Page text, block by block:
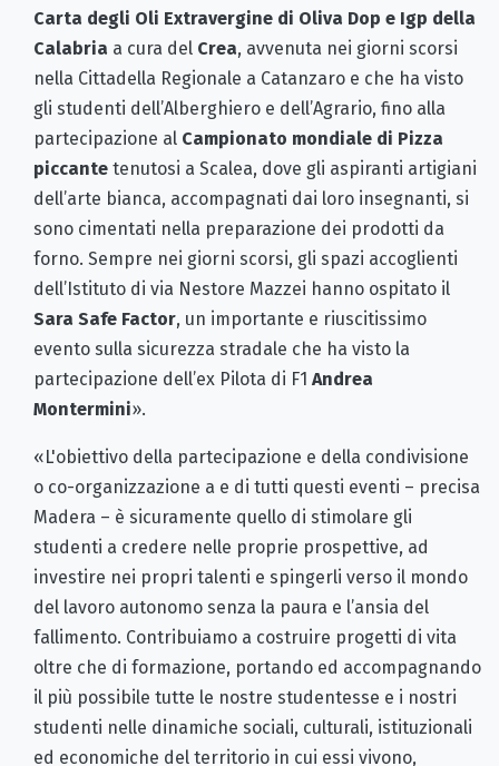
Carta degli Oli Extravergine di Oliva Dop e Igp della
Calabria a cura del Crea, avvenuta nei giorni scorsi
nella Cittadella Regionale a Catanzaro e che ha visto
gli studenti dell’Alberghiero e dell’Agrario, fino alla
partecipazione al Campionato mondiale di Pizza
piccante tenutosi a Scalea, dove gli aspiranti artigiani
dell’arte bianca, accompagnati dai loro insegnanti, si
sono cimentati nella preparazione dei prodotti da
forno. Sempre nei giorni scorsi, gli spazi accoglienti
dell’Istituto di via Nestore Mazzei hanno ospitato il
Sara Safe Factor, un importante e riuscitissimo
evento sulla sicurezza stradale che ha visto la
partecipazione dell’ex Pilota di F1 Andrea
Montermini».
«L'obiettivo della partecipazione e della condivisione
o co-organizzazione a e di tutti questi eventi – precisa
Madera – è sicuramente quello di stimolare gli
studenti a credere nelle proprie prospettive, ad
investire nei propri talenti e spingerli verso il mondo
del lavoro autonomo senza la paura e l’ansia del
fallimento. Contribuiamo a costruire progetti di vita
oltre che di formazione, portando ed accompagnando
il più possibile tutte le nostre studentesse e i nostri
studenti nelle dinamiche sociali, culturali, istituzionali
ed economiche del territorio in cui essi vivono,